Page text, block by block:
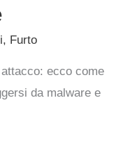
, Furto
ecco come
da malware e